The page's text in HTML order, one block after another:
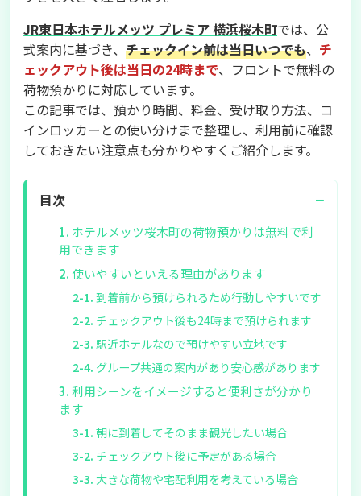
JR東日本ホテルメッツ プレミア 横浜桜木町では、公
式案内に基づき、 チェックイン前は当日いつでも、 チ
ェックアウト後は当日の24時まで、フロントで無料の
荷物預かりに対応しています。
この記事では、預かり時間、料金、受け取り方法、コ
インロッカーとの使い分けまで整理し、利用前に確認
しておきたい注意点も分かりやすくご紹介します。
目次 −
ホテルメッツ桜木町の荷物預かりは無料で利
用できます
使いやすいといえる理由があります
到着前から預けられるため行動しやすいです
チェックアウト後も24時まで預けられます
駅近ホテルなので預けやすい立地です
グループ共通の案内があり安心感があります
利用シーンをイメージすると便利さが分かり
ます
朝に到着してそのまま観光したい場合
チェックアウト後に予定がある場合
大きな荷物や宅配利用を考えている場合